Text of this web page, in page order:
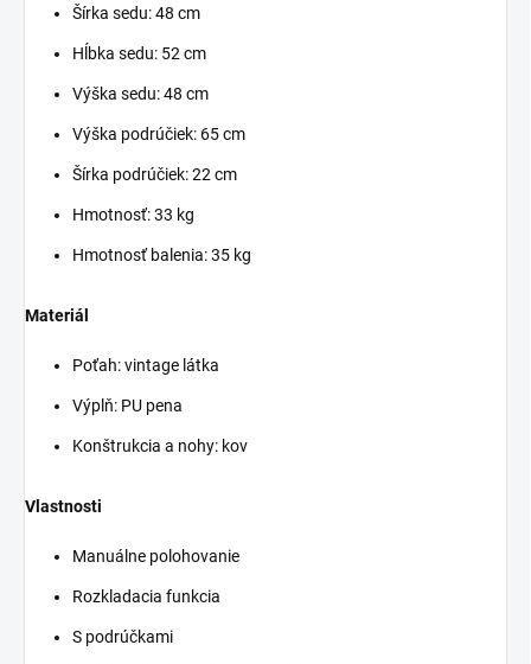
Šírka sedu: 48 cm
Hĺbka sedu: 52 cm
Výška sedu: 48 cm
Výška podrúčiek: 65 cm
Šírka podrúčiek: 22 cm
Hmotnosť: 33 kg
Hmotnosť balenia: 35 kg
Materiál
Poťah: vintage látka
Výplň: PU pena
Konštrukcia a nohy: kov
Vlastnosti
Manuálne polohovanie
Rozkladacia funkcia
S podrúčkami